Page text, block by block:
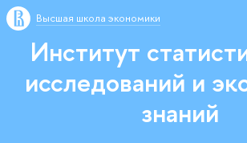
Высшая школа экономики
Институт
исследований и
знаний